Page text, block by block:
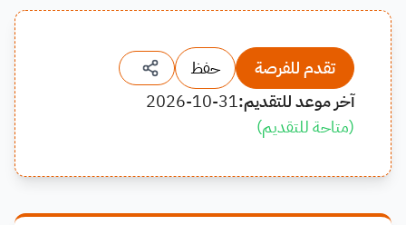
تقدم للفرصة
حفظ
آخر موعد للتقديم:2026-10-31
(متاحة للتقديم)